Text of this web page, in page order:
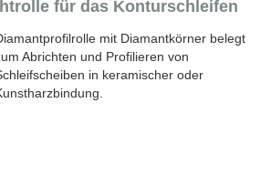
für das Konturschleifen
mit Diamantkörner belegt
Abrichten und Profilieren von
in keramischer oder